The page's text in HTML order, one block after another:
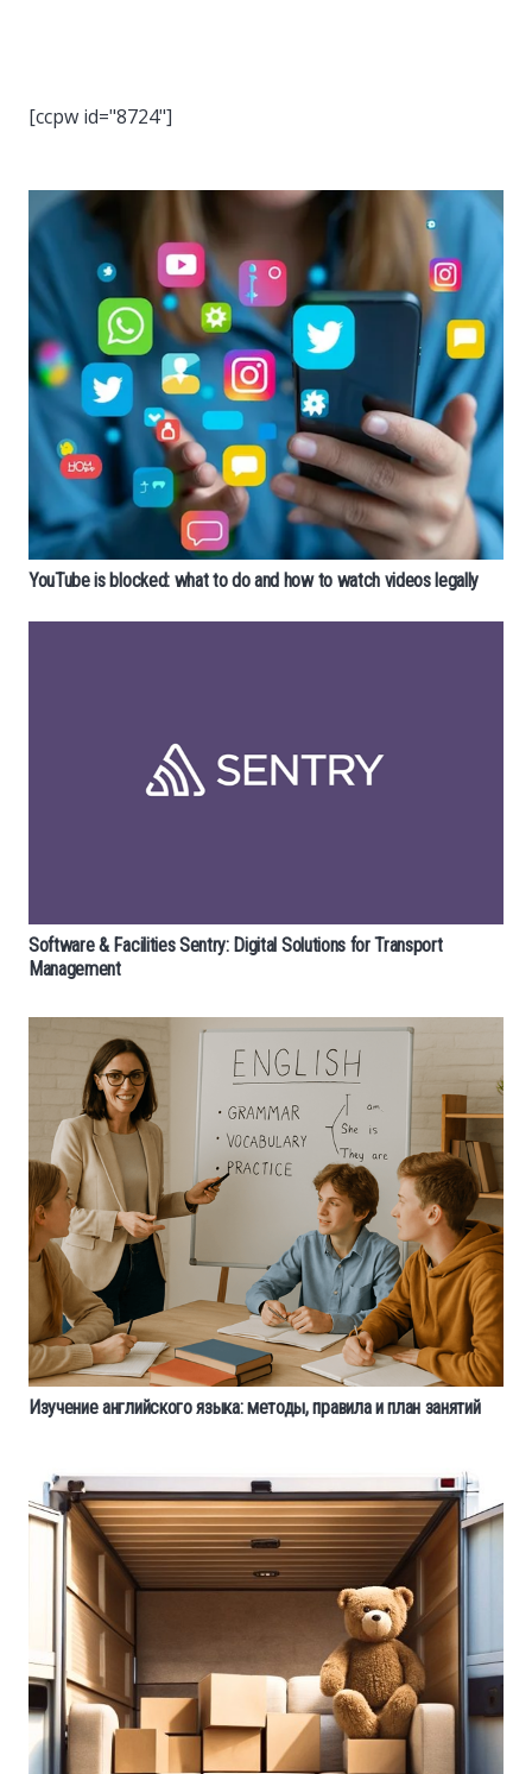
Auto
Politics
Society
Style
Tourism
[ccpw id="8724"]
YouTube is blocked: what to do and how to watch videos legally
Software & Facilities Sentry: Digital Solutions for Transport
Management
Изучение английского языка: методы, правила и план занятий